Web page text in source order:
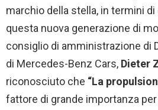
marchio della stella, in termini
questa nuova generazione di
consiglio di amministrazione di
di Mercedes-Benz Cars, Dieter
riconosciuto che “La
fattore di grande importanza per